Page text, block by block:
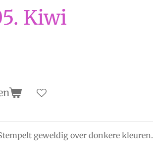
Kiwi
geweldig over donkere kleuren.